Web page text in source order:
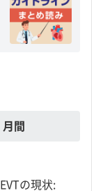
月間
の現状: